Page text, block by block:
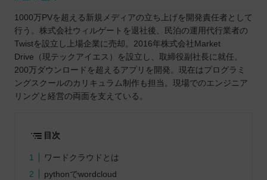
1000万PVを超える新規メディアの立ち上げを開発責任者として
行う。株式会社ウィルゲートを退社後、民泊の運用代行業者の
Twistを設立し上場企業に売却。2016年株式会社Market
Drive（現テックアイエス）を設立し、取締役副社長に就任。
200万ダウンロードを超えるアプリを開発。現在はプログラミ
ングスクールのカリキュラム制作も担当。現場でのエンジニア
リングと経営の両面を支えている。
目次
ワードクラウドとは
pythonでwordcloud